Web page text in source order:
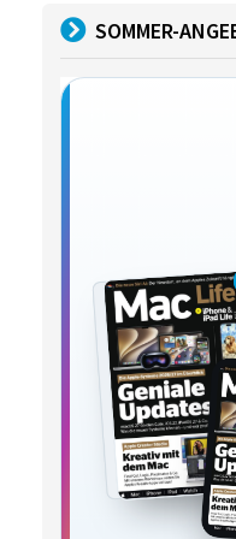
SOMMER-